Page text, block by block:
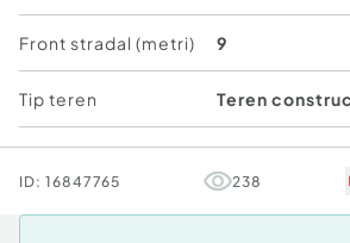
Front stradal (metri) 9
Tip teren Teren
ID: 16847765 238